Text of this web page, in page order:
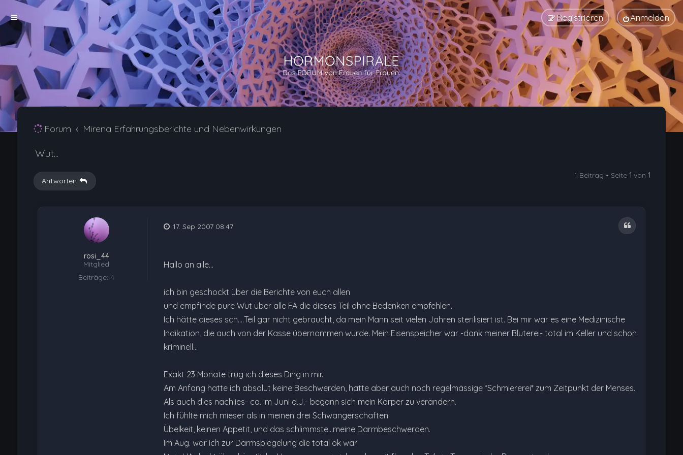
Anmelden
Registrieren
Forum Mirena Erfahrungsberichte und Nebenwirkungen
Wut...
Antworten
1 Beitrag • Seite1 von1
rosi_44
Mitglied
Beiträge: 4
Zitat
17. Sep 2007 08:47
Hallo an alle...
ich bin geschockt über die Berichte von euch allen
und empfinde pure Wut über alle FA die dieses Teil ohne Bedenken empfehlen.
Ich hätte dieses sch....Teil gar nicht gebraucht, da mein Mann seit vielen Jahren sterilisiert ist. Bei mir war es eine Medizinische
Indikation, die auch von der Kasse übernommen wurde. Mein Eisenspeicher war -dank meiner Bluterei- total im Keller und schon
kriminell...
Exakt 23 Monate trug ich dieses Ding in mir.
Am Anfang hatte ich absolut keine Beschwerden, hatte aber auch noch regelmässige *Schmiererei* zum Zeitpunkt der Menses.
Als auch dies nachlies- ca. im Juni d.J.- begann sich mein Körper zu verändern.
Ich fühlte mich mieser als in meinen drei Schwangerschaften.
Übelkeit, keinen Appetit, und das schlimmste...meine Darmbeschwerden.
Im Aug. war ich zur Darmspiegelung die total ok war.